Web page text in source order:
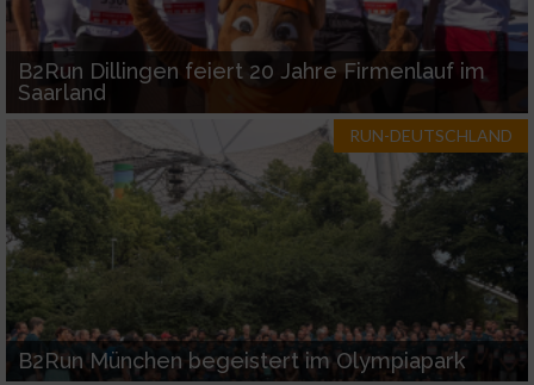
B2Run Dillingen feiert 20 Jahre Firmenlauf im
Saarland
RUN-DEUTSCHLAND
B2Run München begeistert im Olympiapark